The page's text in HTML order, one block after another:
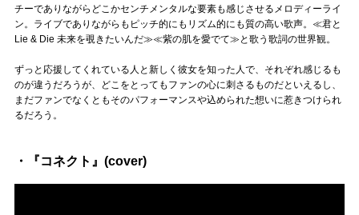
チーでありながらどこかセンチメンタルな要素も感じさせるメロディーライ
ン。ライブでありながらもピッチ的にもリズム的にも質の高い歌声。≪君と
Lie & Die 未来を覗きたいんだ≫≪紫の肌を愛でて≫と歌う歌詞の世界観。
ずっと応援してくれている人と新しく彼女を知った人で、それぞれ感じるも
のが違うだろうが、どこをとってもファンの心に刺さるものだといえるし、
まだファンでなくともそのパフォーマンスや込められた想いに惹きつけられ
るだろう。
・『コネクト』(cover)